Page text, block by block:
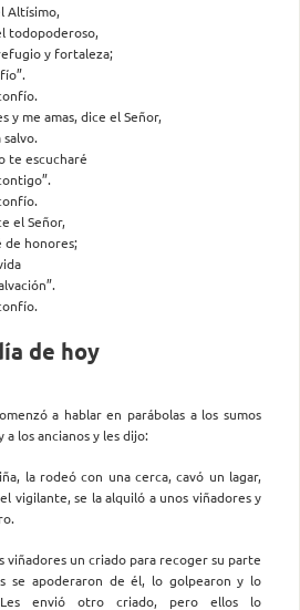
Altísimo,
todopoderoso,
y fortaleza;
y me amas, dice el Señor,
te escucharé
el Señor,
de honores;
de hoy
a hablar en parábolas a los sumos
a los ancianos y les dijo:
la rodeó con una cerca, cavó un lagar,
vigilante, se la alquiló a unos viñadores y
viñadores un criado para recoger su parte
se apoderaron de él, lo golpearon y lo
envió otro criado, pero ellos lo